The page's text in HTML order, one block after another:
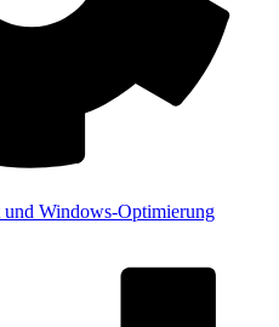
Windows-Optimierung